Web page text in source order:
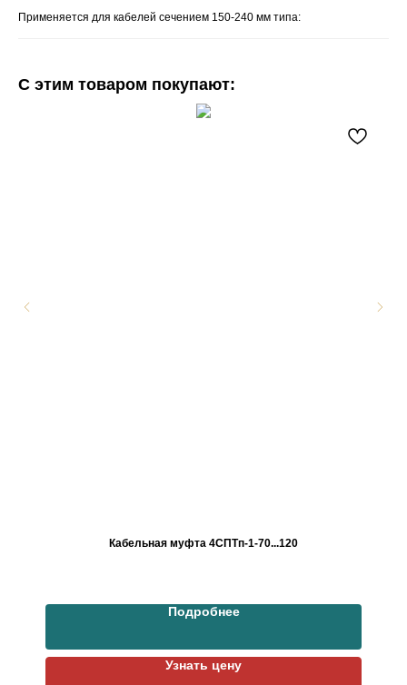
Применяется для кабелей сечением 150-240 мм типа:
С этим товаром покупают:
Кабельная муфта 4СПТп-1-70...120
Подробнее
Узнать цену